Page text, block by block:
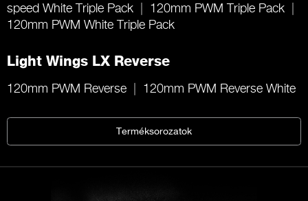
speed White Triple Pack
120mm PWM Triple Pack
120mm PWM White Triple Pack
Light Wings LX Reverse
120mm PWM Reverse 120mm PWM Reverse White
Terméksorozatok